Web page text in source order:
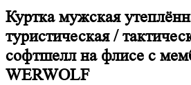
Куртка мужская
туристическая /
софтшелл на флисе с
WERWOLF